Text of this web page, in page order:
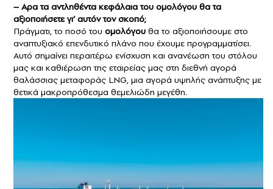
– Αρα τα αντληθέντα κεφάλαια του ομολόγου θα τα
αξιοποιήσετε γι’ αυτόν τον σκοπό;
Πράγματι, το ποσό του ομολόγου θα το αξιοποιήσουμε στο
αναπτυξιακό επενδυτικό πλάνο που έχουμε προγραμματίσει.
Αυτό σημαίνει περαιτέρω ενίσχυση και ανανέωση του στόλου
μας και καθιέρωση της εταιρείας μας στη διεθνή αγορά
θαλάσσιας μεταφοράς LNG, μια αγορά υψηλής ανάπτυξης με
θετικά μακροπρόθεσμα θεμελιώδη μεγέθη.